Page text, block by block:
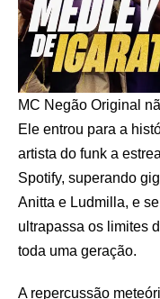
MC Negão Original
Ele entrou para a
artista do funk a
Spotify, superando
Anitta e Ludmilla, e
ultrapassa os limites
toda uma geração.
A repercussão